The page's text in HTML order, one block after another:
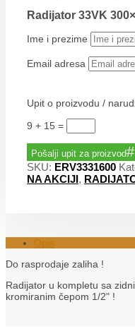
Radijator 33VK
Ime i prezime
Email adresa
Upit o proizvodu /
9 + 15 =
Pošalji upit za proizvod
SKU: ERV3331600
NA AKCIJI,
Opis
Do rasprodaje zaliha !
Radijator u kompletu sa
kromiranim čepom 1/2" !